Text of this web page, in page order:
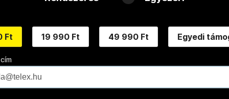
Ft 19 990 Ft 49 990 Ft Egyedi